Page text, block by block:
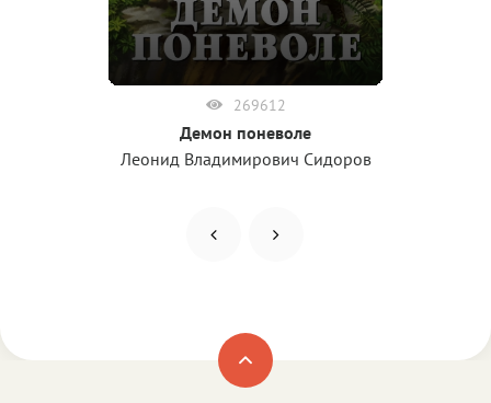
269612
Демон поневоле
Леонид Владимирович Сидоров